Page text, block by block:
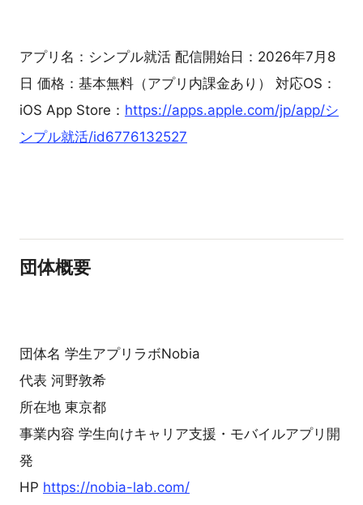
アプリ名：シンプル就活 配信開始日：2026年7月8
日 価格：基本無料（アプリ内課金あり） 対応OS：
iOS App Store： https://apps.apple.com/jp/app/シ
ンプル就活/id6776132527
団体概要
団体名 学生アプリラボNobia
代表 河野敦希
所在地 東京都
事業内容 学生向けキャリア支援・モバイルアプリ開
発
HP https://nobia-lab.com/